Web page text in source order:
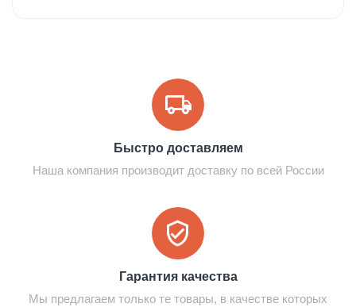
Быстро доставляем
Наша компания производит доставку по всей России
Гарантия качества
Мы предлагаем только те товары, в качестве которых